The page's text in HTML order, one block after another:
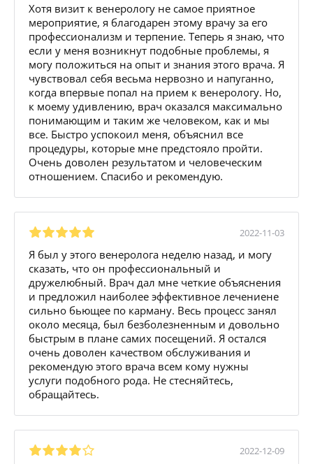
Хотя визит к венерологу не самое приятное
мероприятие, я благодарен этому врачу за его
профессионализм и терпение. Теперь я знаю, что
если у меня возникнут подобные проблемы, я
могу положиться на опыт и знания этого врача. Я
чувствовал себя весьма нервозно и напуганно,
когда впервые попал на прием к венерологу. Но,
к моему удивлению, врач оказался максимально
понимающим и таким же человеком, как и мы
все. Быстро успокоил меня, объяснил все
процедуры, которые мне предстояло пройти.
Очень доволен результатом и человеческим
отношением. Спасибо и рекомендую.
2022-11-03
Я был у этого венеролога неделю назад, и могу
сказать, что он профессиональный и
дружелюбный. Врач дал мне четкие объяснения
и предложил наиболее эффективное лечениене
сильно бьющее по карману. Весь процесс занял
около месяца, был безболезненным и довольно
быстрым в плане самих посещений. Я остался
очень доволен качеством обслуживания и
рекомендую этого врача всем кому нужны
услуги подобного рода. Не стесняйтесь,
обращайтесь.
2022-12-09